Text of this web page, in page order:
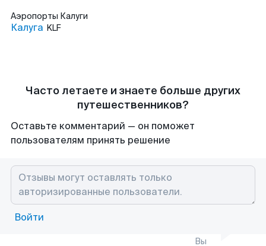
Аэропорты Калуги
Калуга KLF
Часто летаете и знаете больше других
путешественников?
Оставьте комментарий — он поможет
пользователям принять решение
Войти
Вы